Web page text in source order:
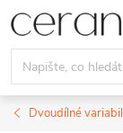
Přejít
na
obsah
Dvoudílné